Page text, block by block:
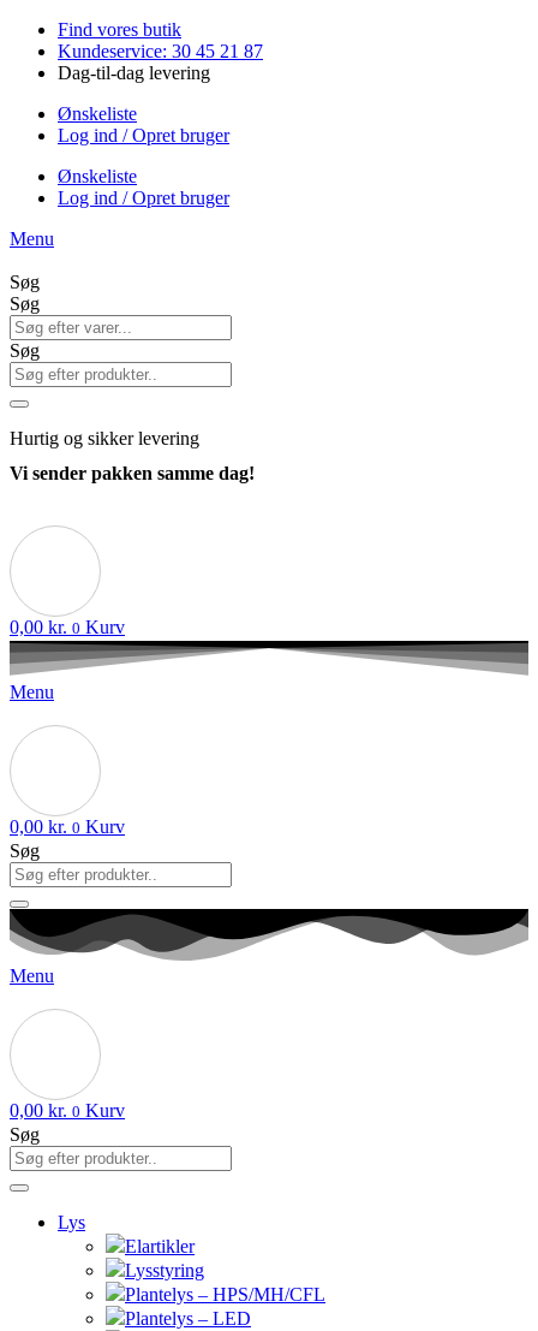
Videre
indhold
Find vores butik
Kundeservice: 30 45 21 87
Dag-til-dag levering
Ønskeliste
Log ind / Opret bruger
Ønskeliste
Log ind / Opret bruger
Menu
Søg
Søg
Søg
Hurtig og sikker levering
Vi sender pakken samme dag!
0,00 kr. 0 Kurv
Menu
0,00 kr. 0 Kurv
Søg
Menu
0,00 kr. 0 Kurv
Søg
Lys
Elartikler
Lysstyring
Plantelys – HPS/MH/CFL
Plantelys – LED